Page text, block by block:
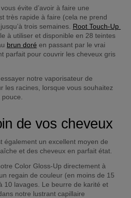
évite d’avoir à faire une
très rapide à faire (cela ne prend
trois semaines. Root Touch-Up
à utiliser et disponible en 28 teintes
brun doré en passant par le vrai
parfait pour couvrir les cheveux gris
notre vaporisateur de
les racines, lorsque vous souhaitez
de vos cheveux
également un excellent moyen de
et des cheveux en parfait état.
Color Gloss-Up directement à
regain de couleur (en moins de 15
10 lavages. Le beurre de karité et
notre lustrant capillaire